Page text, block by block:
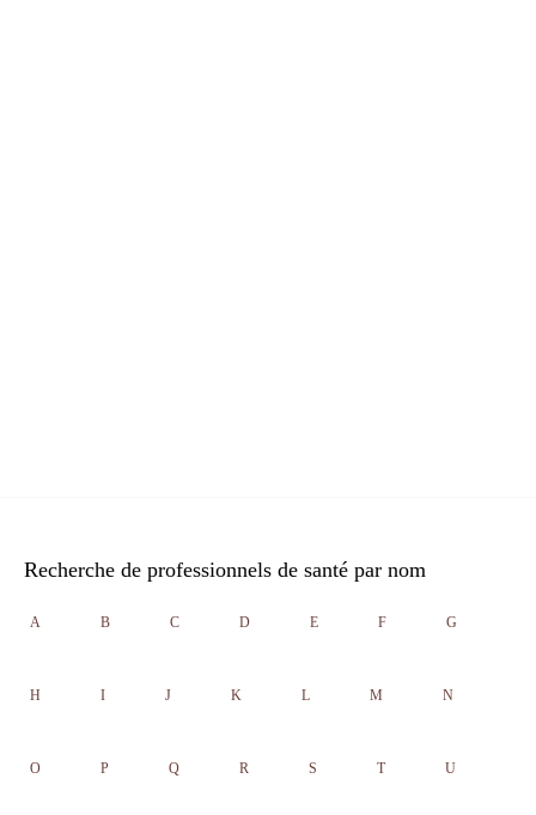
Recherche de professionnels de santé par nom
A B C D E F G
H I J K L M N
O P Q R S T U